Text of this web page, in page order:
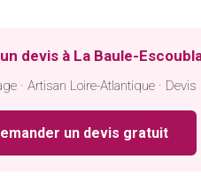
devis à La Baule-
· Artisan Loire-Atlantique ·
un devis gratuit